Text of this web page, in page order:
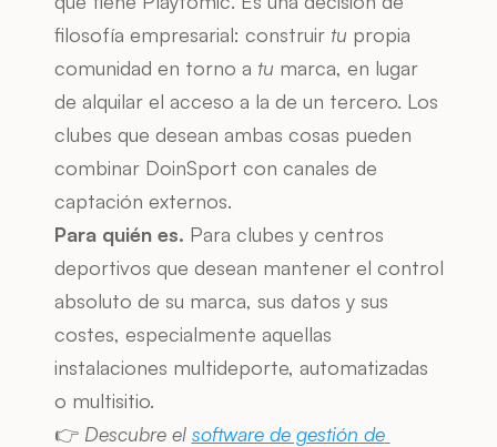
filosofía empresarial: construir tu propia
comunidad en torno a tu marca, en lugar
de alquilar el acceso a la de un tercero. Los
clubes que desean ambas cosas pueden
combinar DoinSport con canales de
captación externos.
Para quién es. Para clubes y centros
deportivos que desean mantener el control
absoluto de su marca, sus datos y sus
costes, especialmente aquellas
instalaciones multideporte, automatizadas
o multisitio.
👉 Descubre el software de gestión de